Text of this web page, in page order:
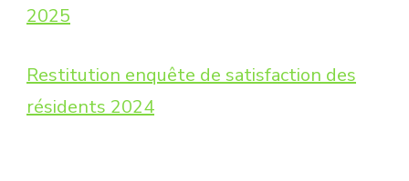
2025
Restitution enquête de satisfaction des
résidents 2024